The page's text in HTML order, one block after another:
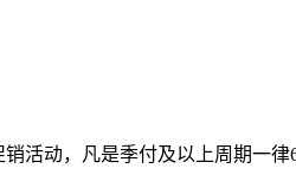
活动，凡是季付及以上周期一